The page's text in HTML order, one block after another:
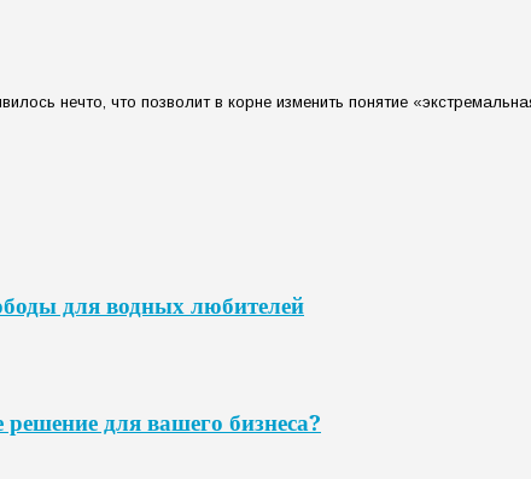
нечто, что позволит в корне изменить понятие
для водных любителей
для вашего бизнеса?